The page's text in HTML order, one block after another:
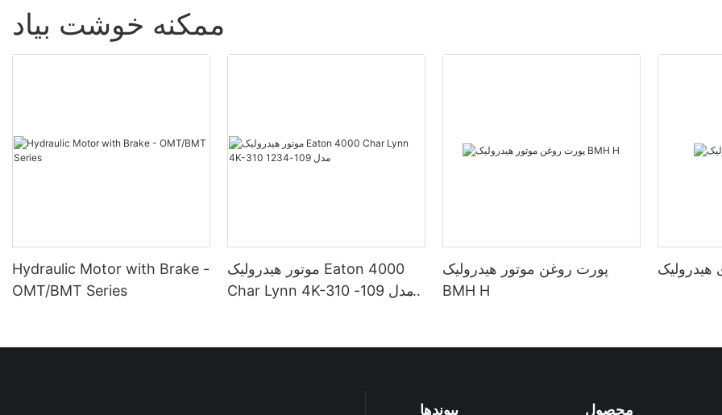
ممکنه خوشت بیاد
Hydraulic Motor with Brake -
OMT/BMT Series
موتور هیدرولیک Eaton 4000
Char Lynn 4K-310 مدل 109-
پورت روغن موتور هیدرولیک
BMH H
پیوندها محصول